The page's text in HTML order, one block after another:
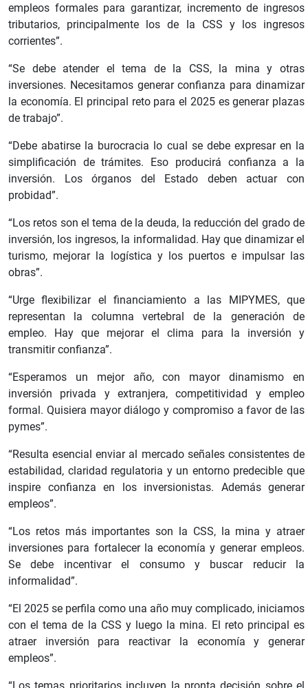
empleos formales para garantizar, incremento de ingresos
tributarios, principalmente los de la CSS y los ingresos
corrientes”.
“Se debe atender el tema de la CSS, la mina y otras
inversiones. Necesitamos generar confianza para dinamizar
la economía. El principal reto para el 2025 es generar plazas
de trabajo”.
“Debe abatirse la burocracia lo cual se debe expresar en la
simplificación de trámites. Eso producirá confianza a la
inversión. Los órganos del Estado deben actuar con
probidad”.
“Los retos son el tema de la deuda, la reducción del grado de
inversión, los ingresos, la informalidad. Hay que dinamizar el
turismo, mejorar la logística y los puertos e impulsar las
obras”.
“Urge flexibilizar el financiamiento a las MIPYMES, que
representan la columna vertebral de la generación de
empleo. Hay que mejorar el clima para la inversión y
transmitir confianza”.
“Esperamos un mejor año, con mayor dinamismo en
inversión privada y extranjera, competitividad y empleo
formal. Quisiera mayor diálogo y compromiso a favor de las
pymes”.
“Resulta esencial enviar al mercado señales consistentes de
estabilidad, claridad regulatoria y un entorno predecible que
inspire confianza en los inversionistas. Además generar
empleos”.
“Los retos más importantes son la CSS, la mina y atraer
inversiones para fortalecer la economía y generar empleos.
Se debe incentivar el consumo y buscar reducir la
informalidad”.
“El 2025 se perfila como una año muy complicado, iniciamos
con el tema de la CSS y luego la mina. El reto principal es
atraer inversión para reactivar la economía y generar
empleos”.
“Los temas prioritarios incluyen la pronta decisión sobre el